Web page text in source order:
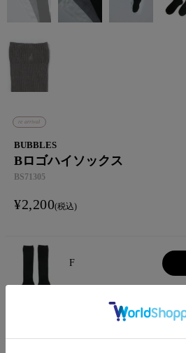
re arrival
BUBBLES
Bロゴハイソックス
BS71305
¥2,200 税込
F